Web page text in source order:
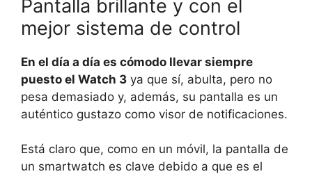
Pantalla brillante y con el
mejor sistema de control
En el día a día es cómodo llevar siempre
puesto el Watch 3 ya que sí, abulta, pero no
pesa demasiado y, además, su pantalla es un
auténtico gustazo como visor de notificaciones.
Está claro que, como en un móvil, la pantalla de
un smartwatch es clave debido a que es el